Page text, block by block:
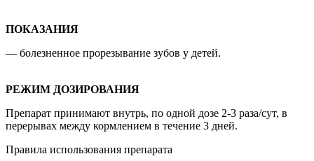
ПОКАЗАНИЯ
— болезненное прорезывание зубов у детей.
РЕЖИМ ДОЗИРОВАНИЯ
Препарат принимают внутрь, по одной дозе 2-3 раза/сут, в
перерывах между кормлением в течение 3 дней.
Правила использования препарата